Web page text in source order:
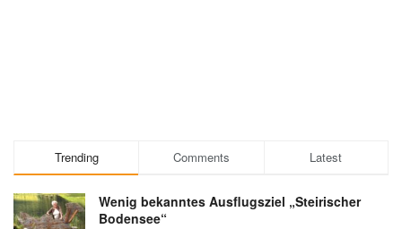
Trending Comments Latest
Wenig bekanntes Ausflugsziel „Steirischer
Bodensee“